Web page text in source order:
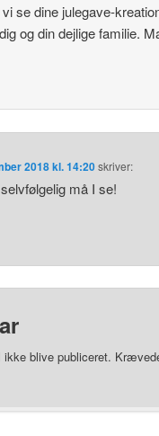
se dine julegave-
og din dejlige familie.
2018 kl. 14:20skriver:
må I se!
blive publiceret.